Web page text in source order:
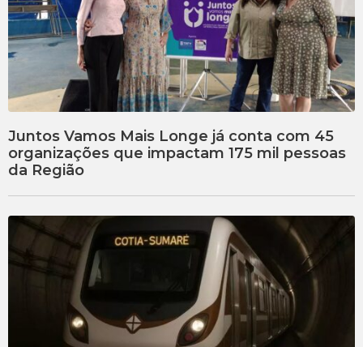
Juntos Vamos Mais Longe já conta com 45
organizações que impactam 175 mil pessoas
da Região